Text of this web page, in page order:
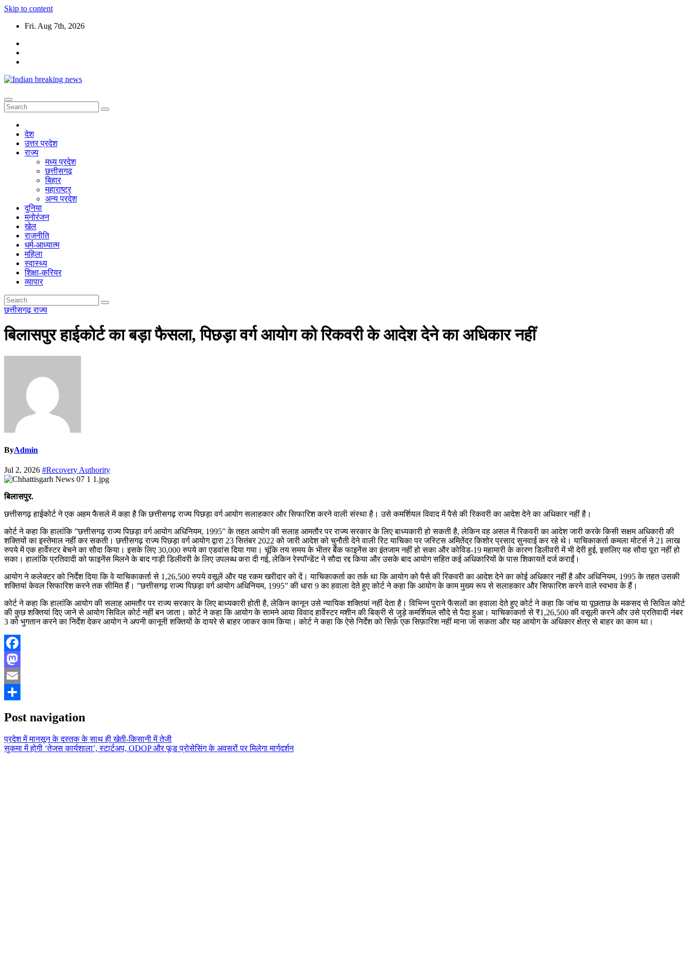
Skip to content
Fri. Aug 7th, 2026
देश
उत्तर प्रदेश
राज्य
मध्य प्रदेश
छत्तीसगढ़
बिहार
महाराष्ट्र
अन्य प्रदेश
दुनिया
मनोरंजन
खेल
राजनीति
धर्म-आध्यात्म
महिला
स्वास्थ्य
शिक्षा-करियर
व्यापार
छत्तीसगढ़राज्य
बिलासपुर हाईकोर्ट का बड़ा फैसला, पिछड़ा वर्ग आयोग को रिकवरी के आदेश देने का अधिकार नहीं
ByAdmin
Jul 2, 2026 #Recovery Authority
बिलासपुर.
छत्तीसगढ़ हाईकोर्ट ने एक अहम फैसले में कहा है कि छत्तीसगढ़ राज्य पिछड़ा वर्ग आयोग सलाहकार और सिफारिश करने वाली संस्था है। उसे कमर्शियल विवाद में पैसे की रिकवरी का आदेश देने का अधिकार नहीं है।
कोर्ट ने कहा कि हालांकि ”छत्तीसगढ़ राज्य पिछड़ा वर्ग आयोग अधिनियम, 1995” के तहत आयोग की सलाह आमतौर पर राज्य सरकार के लिए बाध्यकारी हो सकती है, लेकिन वह असल में रिकवरी का आदेश जारी करके किसी सक्षम अधिकारी की
शक्तियों का इस्तेमाल नहीं कर सकती। छत्तीसगढ़ राज्य पिछड़ा वर्ग आयोग द्वारा 23 सितंबर 2022 को जारी आदेश को चुनौती देने वाली रिट याचिका पर जस्टिस अमितेंद्र किशोर प्रसाद सुनवाई कर रहे थे। याचिकाकर्ता कमला मोटर्स ने 21 लाख
रुपये में एक हार्वेस्टर बेचने का सौदा किया। इसके लिए 30,000 रुपये का एडवांस दिया गया। चूंकि तय समय के भीतर बैंक फाइनेंस का इंतजाम नहीं हो सका और कोविड-19 महामारी के कारण डिलीवरी में भी देरी हुई, इसलिए यह सौदा पूरा नहीं हो
सका। हालांकि प्रतिवादी को फाइनेंस मिलने के बाद गाड़ी डिलीवरी के लिए उपलब्ध करा दी गई, लेकिन रेस्पॉन्डेंट ने सौदा रद्द किया और उसके बाद आयोग सहित कई अधिकारियों के पास शिकायतें दर्ज कराईं।
आयोग ने कलेक्टर को निर्देश दिया कि वे याचिकाकर्ता से 1,26,500 रुपये वसूलें और यह रकम खरीदार को दें। याचिकाकर्ता का तर्क था कि आयोग को पैसे की रिकवरी का आदेश देने का कोई अधिकार नहीं है और अधिनियम, 1995 के तहत उसकी
शक्तियां केवल सिफारिश करने तक सीमित हैं। ”छत्तीसगढ़ राज्य पिछड़ा वर्ग आयोग अधिनियम, 1995” की धारा 9 का हवाला देते हुए कोर्ट ने कहा कि आयोग के काम मुख्य रूप से सलाहकार और सिफारिश करने वाले स्वभाव के हैं।
कोर्ट ने कहा कि हालांकि आयोग की सलाह आमतौर पर राज्य सरकार के लिए बाध्यकारी होती है, लेकिन कानून उसे न्यायिक शक्तियां नहीं देता है। विभिन्न पुराने फैसलों का हवाला देते हुए कोर्ट ने कहा कि जांच या पूछताछ के मकसद से सिविल कोर्ट
की कुछ शक्तियां दिए जाने से आयोग सिविल कोर्ट नहीं बन जाता। कोर्ट ने कहा कि आयोग के सामने आया विवाद हार्वेस्टर मशीन की बिक्री से जुड़े कमर्शियल सौदे से पैदा हुआ। याचिकाकर्ता से ₹1,26,500 की वसूली करने और उसे प्रतिवादी नंबर
3 को भुगतान करने का निर्देश देकर आयोग ने अपनी कानूनी शक्तियों के दायरे से बाहर जाकर काम किया। कोर्ट ने कहा कि ऐसे निर्देश को सिर्फ़ एक सिफ़ारिश नहीं माना जा सकता और यह आयोग के अधिकार क्षेत्र से बाहर का काम था।
Facebook
Mastodon
Email
Post navigation
प्रदेश में मानसून के दस्तक के साथ ही खेती-किसानी में तेजी
सुकमा में होगी ‘तेजस कार्यशाला’, स्टार्टअप, ODOP और फूड प्रोसेसिंग के अवसरों पर मिलेगा मार्गदर्शन